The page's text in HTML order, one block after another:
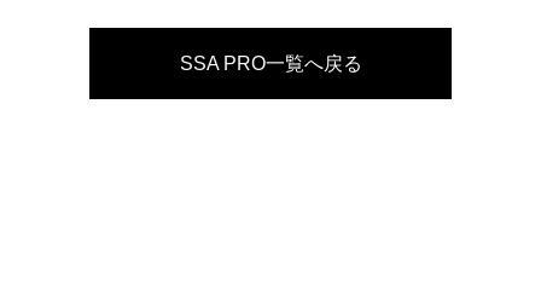
SSA PRO一覧へ戻る